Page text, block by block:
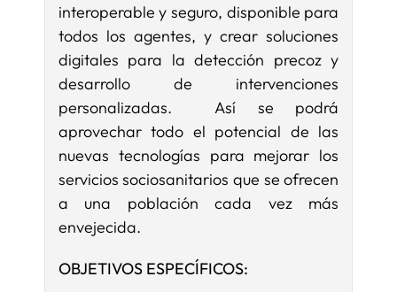
interoperable y seguro, disponible para
todos los agentes, y crear soluciones
digitales para la detección precoz y
desarrollo de intervenciones
personalizadas. Así se podrá
aprovechar todo el potencial de las
nuevas tecnologías para mejorar los
servicios sociosanitarios que se ofrecen
a una población cada vez más
envejecida.
OBJETIVOS ESPECÍFICOS: